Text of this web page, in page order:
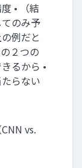
• （結
のみ予
例だと
２つの
るから •
らない
vs.